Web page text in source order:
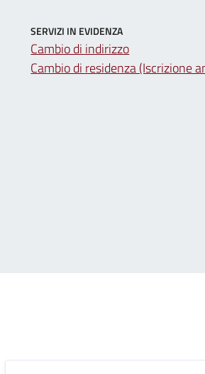
SERVIZI IN EVIDENZA
Cambio di indirizzo
Cambio di residenza (Iscrizione